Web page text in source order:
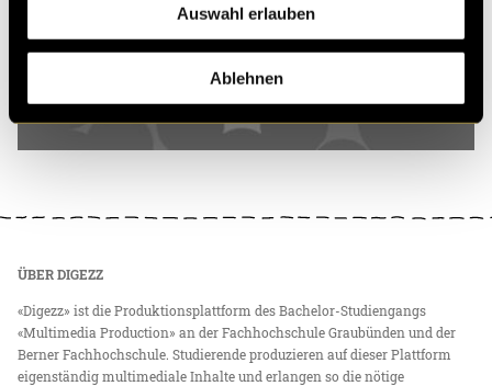
Auswahl erlauben
Ablehnen
zu Crypto-Kunst
ÜBER DIGEZZ
«Digezz» ist die Produktionsplattform des Bachelor-Studiengangs
«Multimedia Production» an der Fachhochschule Graubünden und der
Berner Fachhochschule. Studierende produzieren auf dieser Plattform
eigenständig multimediale Inhalte und erlangen so die nötige